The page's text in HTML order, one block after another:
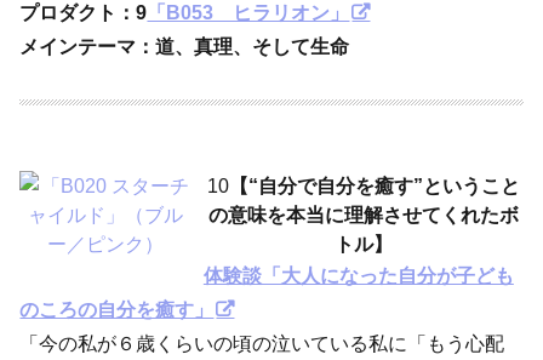
プロダクト：9 「B053 ヒラリオン」
メインテーマ：道、真理、そして生命
10【“自分で自分を癒す”ということ
の意味を本当に理解させてくれたボ
トル】
体験談「大人になった自分が子ども
のころの自分を癒す」
「今の私が６歳くらいの頃の泣いている私に「もう心配